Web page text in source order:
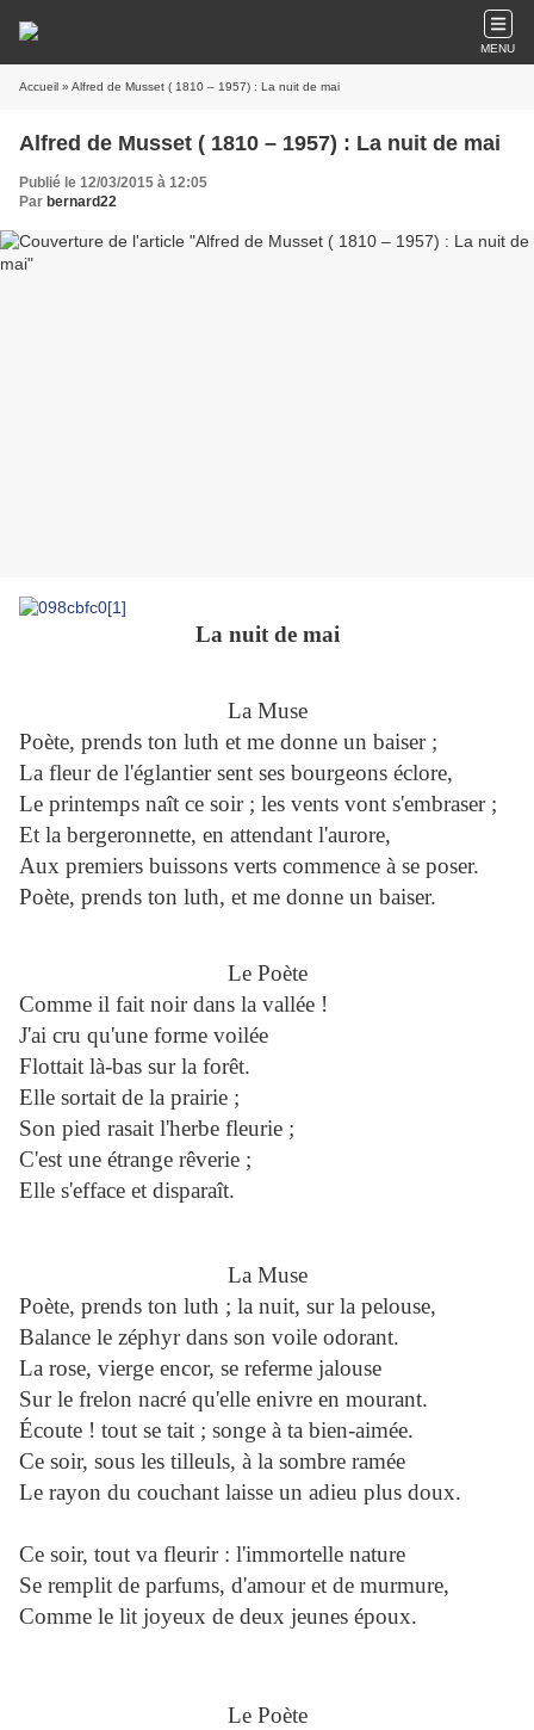
MENU
Accueil » Alfred de Musset ( 1810 – 1957) : La nuit de mai
Alfred de Musset ( 1810 – 1957) : La nuit de mai
Publié le 12/03/2015 à 12:05
Par bernard22
La nuit de mai
La Muse
Poète, prends ton luth et me donne un baiser ;
La fleur de l'églantier sent ses bourgeons éclore,
Le printemps naît ce soir ; les vents vont s'embraser ;
Et la bergeronnette, en attendant l'aurore,
Aux premiers buissons verts commence à se poser.
Poète, prends ton luth, et me donne un baiser.
Le Poète
Comme il fait noir dans la vallée !
J'ai cru qu'une forme voilée
Flottait là-bas sur la forêt.
Elle sortait de la prairie ;
Son pied rasait l'herbe fleurie ;
C'est une étrange rêverie ;
Elle s'efface et disparaît.
La Muse
Poète, prends ton luth ; la nuit, sur la pelouse,
Balance le zéphyr dans son voile odorant.
La rose, vierge encor, se referme jalouse
Sur le frelon nacré qu'elle enivre en mourant.
Écoute ! tout se tait ; songe à ta bien-aimée.
Ce soir, sous les tilleuls, à la sombre ramée
Le rayon du couchant laisse un adieu plus doux.
Ce soir, tout va fleurir : l'immortelle nature
Se remplit de parfums, d'amour et de murmure,
Comme le lit joyeux de deux jeunes époux.
Le Poète